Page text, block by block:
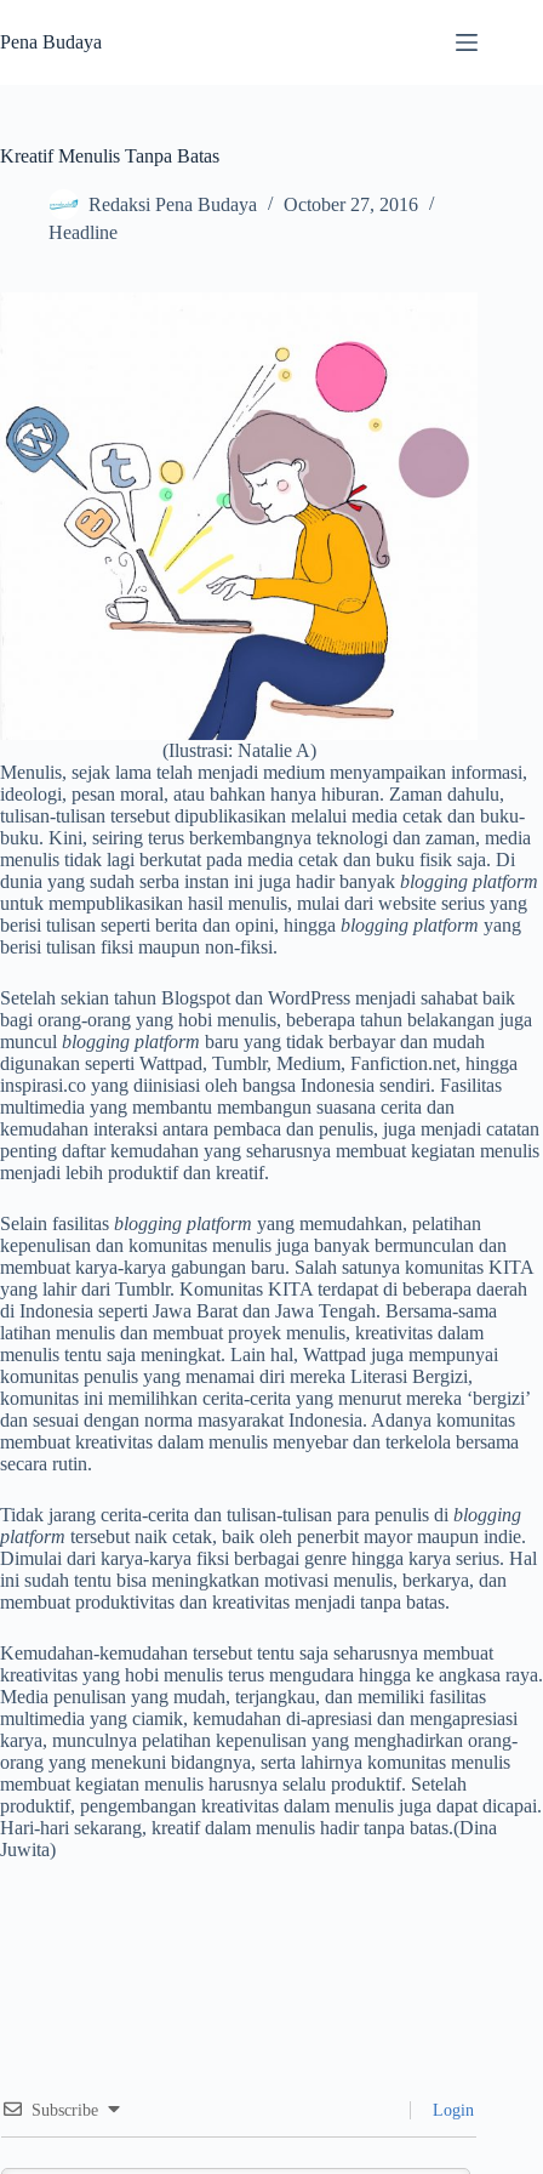
to
content
Pena Budaya
Kreatif Menulis Tanpa Batas
Redaksi Pena Budaya
October 27, 2016
Headline
(Ilustrasi: Natalie A)
Menulis, sejak lama telah menjadi medium menyampaikan informasi,
ideologi, pesan moral, atau bahkan hanya hiburan. Zaman dahulu,
tulisan-tulisan tersebut dipublikasikan melalui media cetak dan buku-
buku. Kini, seiring terus berkembangnya teknologi dan zaman, media
menulis tidak lagi berkutat pada media cetak dan buku fisik saja. Di
dunia yang sudah serba instan ini juga hadir banyak blogging platform
untuk mempublikasikan hasil menulis, mulai dari website serius yang
berisi tulisan seperti berita dan opini, hingga blogging platform yang
berisi tulisan fiksi maupun non-fiksi.
Setelah sekian tahun Blogspot dan WordPress menjadi sahabat baik
bagi orang-orang yang hobi menulis, beberapa tahun belakangan juga
muncul blogging platform baru yang tidak berbayar dan mudah
digunakan seperti Wattpad, Tumblr, Medium, Fanfiction.net, hingga
inspirasi.co yang diinisiasi oleh bangsa Indonesia sendiri. Fasilitas
multimedia yang membantu membangun suasana cerita dan
kemudahan interaksi antara pembaca dan penulis, juga menjadi catatan
penting daftar kemudahan yang seharusnya membuat kegiatan menulis
menjadi lebih produktif dan kreatif.
Selain fasilitas blogging platform yang memudahkan, pelatihan
kepenulisan dan komunitas menulis juga banyak bermunculan dan
membuat karya-karya gabungan baru. Salah satunya komunitas KITA
yang lahir dari Tumblr. Komunitas KITA terdapat di beberapa daerah
di Indonesia seperti Jawa Barat dan Jawa Tengah. Bersama-sama
latihan menulis dan membuat proyek menulis, kreativitas dalam
menulis tentu saja meningkat. Lain hal, Wattpad juga mempunyai
komunitas penulis yang menamai diri mereka Literasi Bergizi,
komunitas ini memilihkan cerita-cerita yang menurut mereka ‘bergizi’
dan sesuai dengan norma masyarakat Indonesia. Adanya komunitas
membuat kreativitas dalam menulis menyebar dan terkelola bersama
secara rutin.
Tidak jarang cerita-cerita dan tulisan-tulisan para penulis di blogging
platform tersebut naik cetak, baik oleh penerbit mayor maupun indie.
Dimulai dari karya-karya fiksi berbagai genre hingga karya serius. Hal
ini sudah tentu bisa meningkatkan motivasi menulis, berkarya, dan
membuat produktivitas dan kreativitas menjadi tanpa batas.
Kemudahan-kemudahan tersebut tentu saja seharusnya membuat
kreativitas yang hobi menulis terus mengudara hingga ke angkasa raya.
Media penulisan yang mudah, terjangkau, dan memiliki fasilitas
multimedia yang ciamik, kemudahan di-apresiasi dan mengapresiasi
karya, munculnya pelatihan kepenulisan yang menghadirkan orang-
orang yang menekuni bidangnya, serta lahirnya komunitas menulis
membuat kegiatan menulis harusnya selalu produktif. Setelah
produktif, pengembangan kreativitas dalam menulis juga dapat dicapai.
Hari-hari sekarang, kreatif dalam menulis hadir tanpa batas.(Dina
Juwita)
Subscribe Login